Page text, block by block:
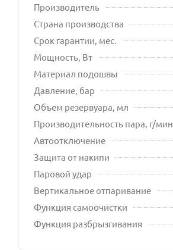
Производитель
Страна производства
Срок гарантии, мес.
Мощность, Вт
Материал подошвы
Давление, бар
Объем резервуара, мл
Производительность пара, г/мин
Автоотключение
Защита от накипи
Паровой удар
Вертикальное отпаривание
Функция самоочистки
Функция разбрызгивания